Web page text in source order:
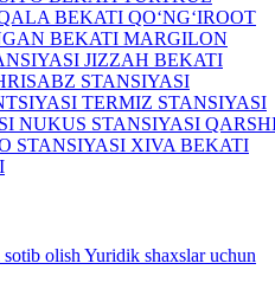
BEKATI QO‘NG‘IROOT
BEKATI MARGILON
JIZZAH BEKATI
STANSIYASI
TERMIZ STANSIYASI
NUKUS STANSIYASI
STANSIYASI XIVA BEKATI
sotib olish Yuridik shaxslar uchun